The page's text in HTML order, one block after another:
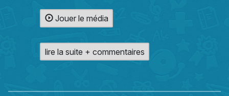
Jouer le média
lire la suite + commentaires